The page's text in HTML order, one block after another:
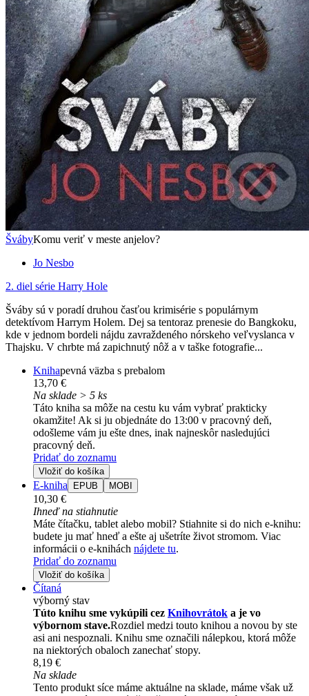
ŠvábyKomu veriť v meste anjelov?
Jo Nesbo
2. diel série Harry Hole
Šváby sú v poradí druhou časťou krimisérie s populárnym
detektívom Harrym Holem. Dej sa tentoraz prenesie do Bangkoku,
kde v jednom bordeli nájdu zavraždeného nórskeho veľvyslanca v
Thajsku. V chrbte má zapichnutý nôž a v taške fotografie...
Knihapevná väzba s prebalom
13,70 €
Na sklade > 5 ks
Táto kniha sa môže na cestu ku vám vybrať prakticky
okamžite! Ak si ju objednáte do 13:00 v pracovný deň,
odošleme vám ju ešte dnes, inak najneskôr nasledujúci
pracovný deň.
Pridať do zoznamu
Vložiť do košíka
E-kniha EPUB MOBI
10,30 €
Ihneď na stiahnutie
Máte čítačku, tablet alebo mobil? Stiahnite si do nich e-knihu:
budete ju mať hneď a ešte aj ušetríte život stromom. Viac
informácii o e-knihách nájdete tu.
Pridať do zoznamu
Vložiť do košíka
Čítaná
výborný stav
Túto knihu sme vykúpili cez Knihovrátok a je vo
výbornom stave.Rozdiel medzi touto knihou a novou by ste
asi ani nespoznali. Knihu sme označili nálepkou, ktorá môže
na niektorých obaloch zanechať stopy.
8,19 €
Na sklade
Tento produkt síce máme aktuálne na sklade, máme však už